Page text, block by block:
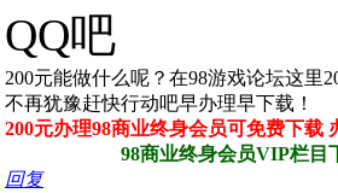
QQ吧
200元能做什么呢？在98游戏论坛这里
不再犹豫赶快行动吧早办理早下载！
200元办理98商业终身会员可免费下载
98商业终身会员VIP栏目下所有
回复